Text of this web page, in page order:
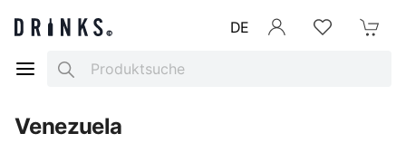
DE
Search
Venezuela